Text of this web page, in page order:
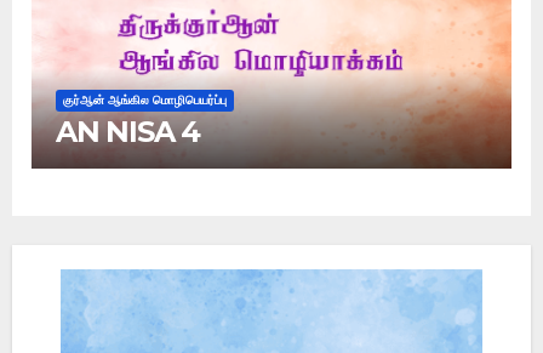
குர்ஆன் ஆங்கில மொழிபெயர்ப்பு
AN NISA 4